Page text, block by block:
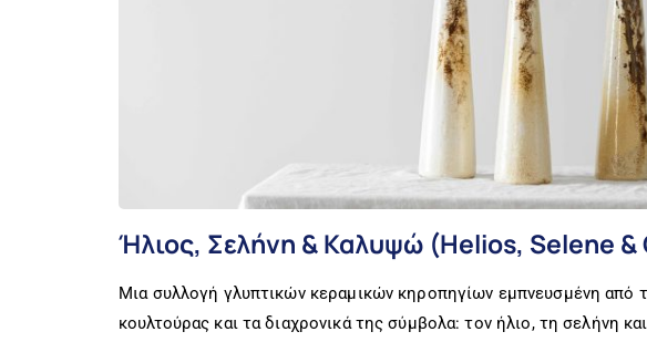
Ήλιος, Σελήνη & Καλυψώ (Helios, Selene &
Μια συλλογή γλυπτικών κεραµικών κηροπηγίων εµπνευσµένη από
κουλτούρας και τα διαχρονικά της σύµβολα: τον ήλιο, τη σελήνη